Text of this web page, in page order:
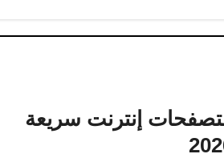
أفضل 5 متصفحات إنترنت سريعة